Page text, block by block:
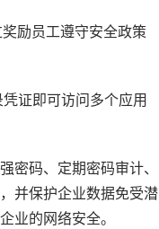
励员工遵守安全政策
证即可访问多个应用
密码、定期密码审计、
并保护企业数据免受潜
业的网络安全。